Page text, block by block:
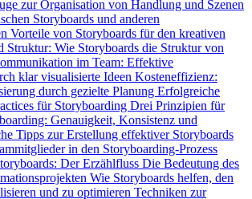
zur Organisation von Handlung und Szenen
Storyboards und anderen
Vorteile von Storyboards für den kreativen
Struktur: Wie Storyboards die Struktur von
im Team: Effektive
klar visualisierte Ideen Kosteneffizienz:
durch gezielte Planung Erfolgreiche
für Storyboarding Drei Prinzipien für
Genauigkeit, Konsistenz und
Tipps zur Erstellung effektiver Storyboards
in den Storyboarding-Prozess
Der Erzählfluss Die Bedeutung des
Wie Storyboards helfen, den
und zu optimieren Techniken zur